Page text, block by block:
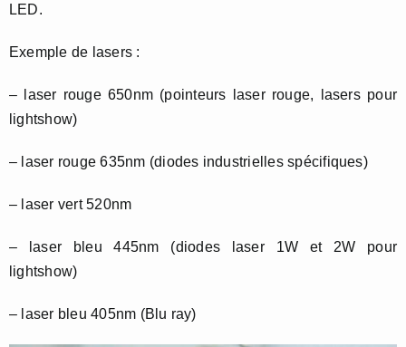
LED.
Exemple de lasers :
– laser rouge 650nm (pointeurs laser rouge, lasers pour
lightshow)
– laser rouge 635nm (diodes industrielles spécifiques)
– laser vert 520nm
– laser bleu 445nm (diodes laser 1W et 2W pour
lightshow)
– laser bleu 405nm (Blu ray)